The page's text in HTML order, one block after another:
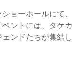
ョーホールにて
ントには、タケ
ンドたちが集結